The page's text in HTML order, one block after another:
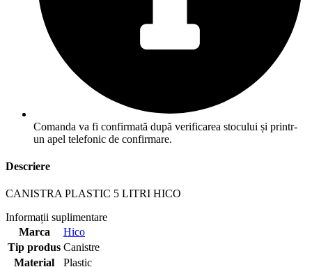
Comanda va fi confirmată după verificarea stocului și printr-
un apel telefonic de confirmare.
Descriere
CANISTRA PLASTIC 5 LITRI HICO
Informații suplimentare
Marca
Hico
Tip produs Canistre
Material
Plastic